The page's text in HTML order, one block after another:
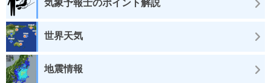
気象予報士のポイント解説
世界天気
地震情報